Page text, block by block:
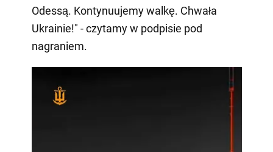
Odessą. Kontynuujemy walkę. Chwała
Ukrainie!" - czytamy w podpisie pod
nagraniem.